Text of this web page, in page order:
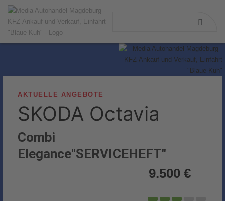
AKTUELLE ANGEBOTE
SKODA Octavia
Combi
Elegance"SERVICEHEFT"
9.500 €